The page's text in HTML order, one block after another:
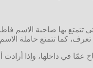
تتمتع بها صاحبة الاسم
كما تتمتع حاملة
عمّا في داخلها، وإذا